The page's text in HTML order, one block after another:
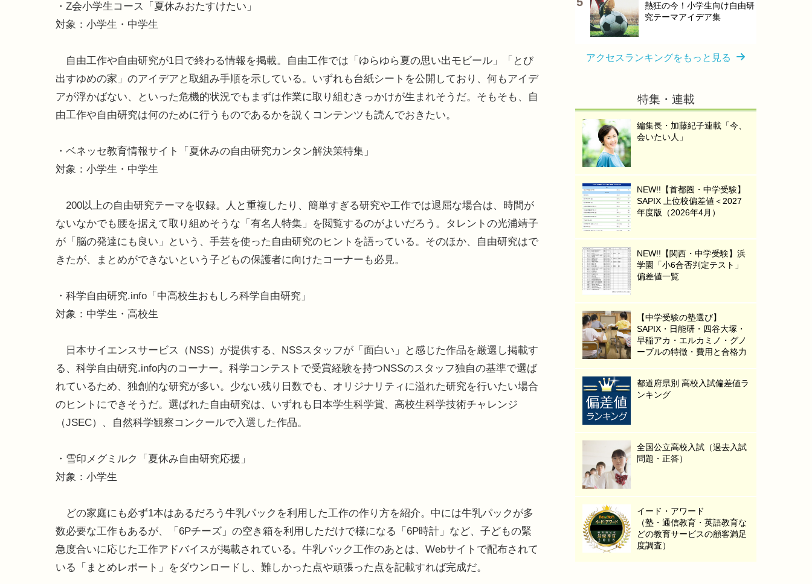
・Z会小学生コース「夏休みおたすけたい」
対象：小学生・中学生
自由工作や自由研究が1日で終わる情報を掲載。自由工作では「ゆらゆら夏の思い出モビール」「とび
出すゆめの家」のアイデアと取組み手順を示している。いずれも台紙シートを公開しており、何もアイデ
アが浮かばない、といった危機的状況でもまずは作業に取り組むきっかけが生まれそうだ。そもそも、自
由工作や自由研究は何のために行うものであるかを説くコンテンツも読んでおきたい。
・ベネッセ教育情報サイト「夏休みの自由研究カンタン解決策特集」
対象：小学生・中学生
200以上の自由研究テーマを収録。人と重複したり、簡単すぎる研究や工作では退屈な場合は、時間が
ないなかでも腰を据えて取り組めそうな「有名人特集」を閲覧するのがよいだろう。タレントの光浦靖子
が「脳の発達にも良い」という、手芸を使った自由研究のヒントを語っている。そのほか、自由研究はで
きたが、まとめができないという子どもの保護者に向けたコーナーも必見。
・科学自由研究.info「中高校生おもしろ科学自由研究」
対象：中学生・高校生
日本サイエンスサービス（NSS）が提供する、NSSスタッフが「面白い」と感じた作品を厳選し掲載す
る、科学自由研究.info内のコーナー。科学コンテストで受賞経験を持つNSSのスタッフ独自の基準で選ば
れているため、独創的な研究が多い。少ない残り日数でも、オリジナリティに溢れた研究を行いたい場合
のヒントにできそうだ。選ばれた自由研究は、いずれも日本学生科学賞、高校生科学技術チャレンジ
（JSEC）、自然科学観察コンクールで入選した作品。
・雪印メグミルク「夏休み自由研究応援」
対象：小学生
どの家庭にも必ず1本はあるだろう牛乳パックを利用した工作の作り方を紹介。中には牛乳パックが多
数必要な工作もあるが、「6Pチーズ」の空き箱を利用しただけで様になる「6P時計」など、子どもの緊
急度合いに応じた工作アドバイスが掲載されている。牛乳パック工作のあとは、Webサイトで配布されて
いる「まとめレポート」をダウンロードし、難しかった点や頑張った点を記載すれば完成だ。
熱狂の今！小学生向け自由研
究テーマアイデア集
アクセスランキングをもっと見る
特集・連載
編集長・加藤紀子連載「今、
会いたい人」
NEW!!【首都圏・中学受験】
SAPIX 上位校偏差値＜2027
年度版（2026年4月）
NEW!!【関西・中学受験】浜
学園「小6合否判定テスト」
偏差値一覧
【中学受験の塾選び】
SAPIX・日能研・四谷大塚・
早稲アカ・エルカミノ・グノ
ーブルの特徴・費用と合格力
都道府県別 高校入試偏差値ラ
ンキング
全国公立高校入試（過去入試
問題・正答）
イード・アワード
（塾・通信教育・英語教育な
どの教育サービスの顧客満足
度調査）